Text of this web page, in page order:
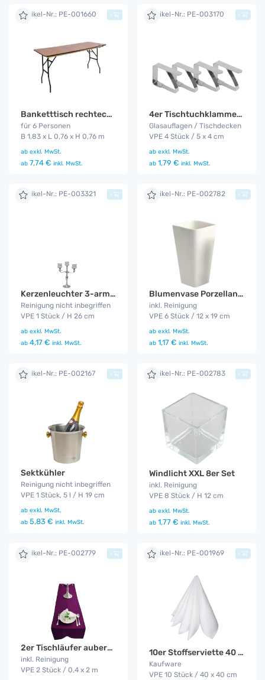
Artikel-Nr.: PE-001660
Banketttisch rechteckig 1,83 m
für 6 Personen
B 1,83 x L 0,76 x H 0,76 m
ab exkl. MwSt.
ab 7,74 € inkl. MwSt.
+ Artikel-Nr.: PE-003170
4er Tischtuchklammer Set
Glasauflagen / Tischdecken
VPE 4 Stück / 5 x 4 cm
ab exkl. MwSt.
ab 1,79 € inkl. MwSt.
+
Artikel-Nr.: PE-003321
Kerzenleuchter 3-armig 26 cm
Reinigung nicht inbegriffen
VPE 1 Stück / H 26 cm
ab exkl. MwSt.
ab 4,17 € inkl. MwSt.
+ Artikel-Nr.: PE-002782
Blumenvase Porzellan 6er Set
inkl. Reinigung
VPE 6 Stück / 12 x 19 cm
ab exkl. MwSt.
ab 1,17 € inkl. MwSt.
+
Artikel-Nr.: PE-002167
Sektkühler
Reinigung nicht inbegriffen
VPE 1 Stück, 5 l / H 19 cm
ab exkl. MwSt.
ab 5,83 € inkl. MwSt.
+ Artikel-Nr.: PE-002783
Windlicht XXL 8er Set
inkl. Reinigung
VPE 8 Stück / H 12 cm
ab exkl. MwSt.
ab 1,77 € inkl. MwSt.
+
Artikel-Nr.: PE-002779
2er Tischläufer aubergine
inkl. Reinigung
VPE 2 Stück / 0,4 x 2 m
+ Artikel-Nr.: PE-001969
10er Stoffserviette 40 x 40
Kaufware
VPE 10 Stück / 40 x 40 cm
+